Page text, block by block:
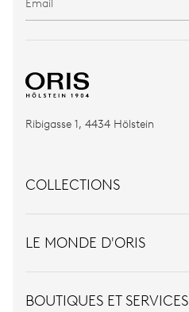
Ribigasse 1, 4434 Hölstein
COLLECTIONS
LE MONDE D'ORIS
BOUTIQUES ET SERVICES